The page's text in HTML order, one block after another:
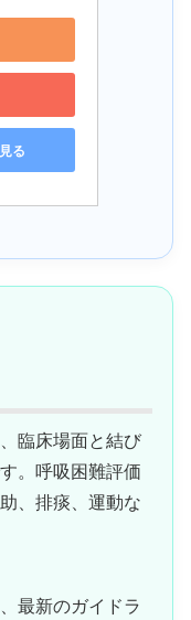
る
臨床場面と結び
。呼吸困難評価
、排痰、運動な
最新のガイドラ